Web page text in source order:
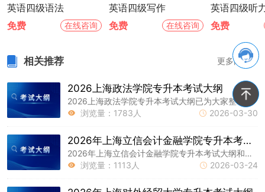
英语四级语法
免费
在线咨询
英语四级写作
免费
在线咨询
英语四级听
免费
相关推荐 更多内容 >
2026上海政法学院专升本考试大纲
2026上海政法学院专升本考试大纲已为大家整理好，以下就是上海专升本网为大家整理的相关内容，祝各位同学备考顺利!
 浏览量：1783人  2026-03-30
2026年上海立信会计金融学院专升本考试大纲和参考书目
2026年上海立信会计金融学院专升本考试大纲和参考书目已为大家整理好，以下就是上海专升本网为大家整理的相关内容，祝各位同学备考顺利!
 浏览量：1113人  2026-03-24